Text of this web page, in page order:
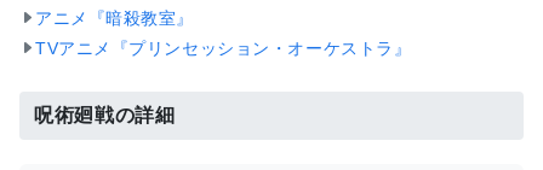
アニメ『暗殺教室』
TVアニメ『プリンセッション・オーケストラ』
呪術廻戦の詳細